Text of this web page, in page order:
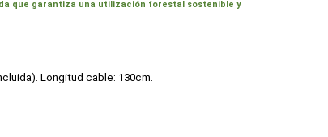
que garantiza una utilización forestal sostenible y
Longitud cable: 130cm.